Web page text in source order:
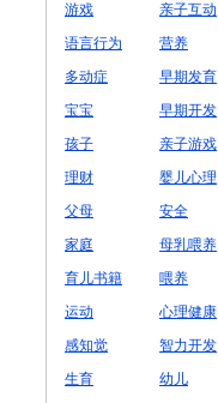
游戏
亲子互动
语言行为
营养
多动症
早期发育
宝宝
早期开发
孩子
亲子游戏
理财
婴儿心理
父母
安全
家庭
母乳喂养
育儿书籍
喂养
运动
心理健康
感知觉
智力开发
生育
幼儿